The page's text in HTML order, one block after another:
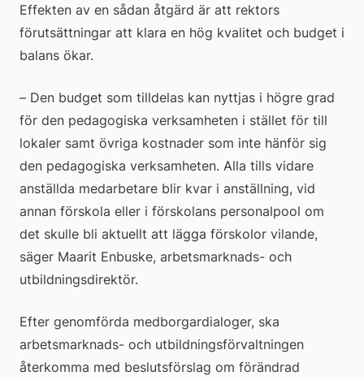
Effekten av en sådan åtgärd är att rektors
förutsättningar att klara en hög kvalitet och budget i
balans ökar.
– Den budget som tilldelas kan nyttjas i högre grad
för den pedagogiska verksamheten i stället för till
lokaler samt övriga kostnader som inte hänför sig
den pedagogiska verksamheten. Alla tills vidare
anställda medarbetare blir kvar i anställning, vid
annan förskola eller i förskolans personalpool om
det skulle bli aktuellt att lägga förskolor vilande,
säger Maarit Enbuske, arbetsmarknads- och
utbildningsdirektör.
Efter genomförda medborgardialoger, ska
arbetsmarknads- och utbildningsförvaltningen
återkomma med beslutsförslag om förändrad